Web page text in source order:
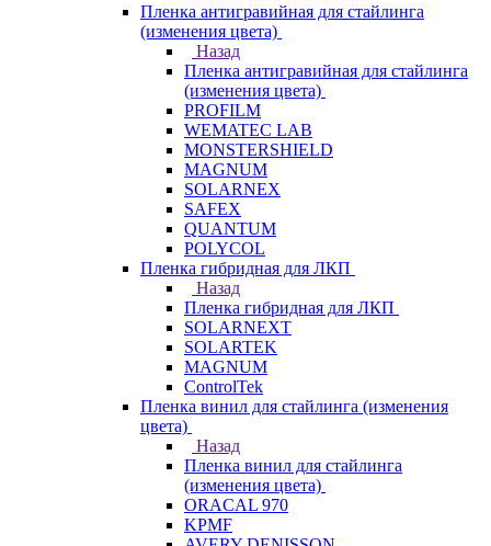
Пленка антигравийная для стайлинга
(изменения цвета)
Назад
Пленка антигравийная для стайлинга
(изменения цвета)
PROFILM
WEMATEC LAB
MONSTERSHIELD
MAGNUM
SOLARNEX
SAFEX
QUANTUM
POLYCOL
Пленка гибридная для ЛКП
Назад
Пленка гибридная для ЛКП
SOLARNEXT
SOLARTEK
MAGNUM
ControlTek
Пленка винил для стайлинга (изменения
цвета)
Назад
Пленка винил для стайлинга
(изменения цвета)
ORACAL 970
KPMF